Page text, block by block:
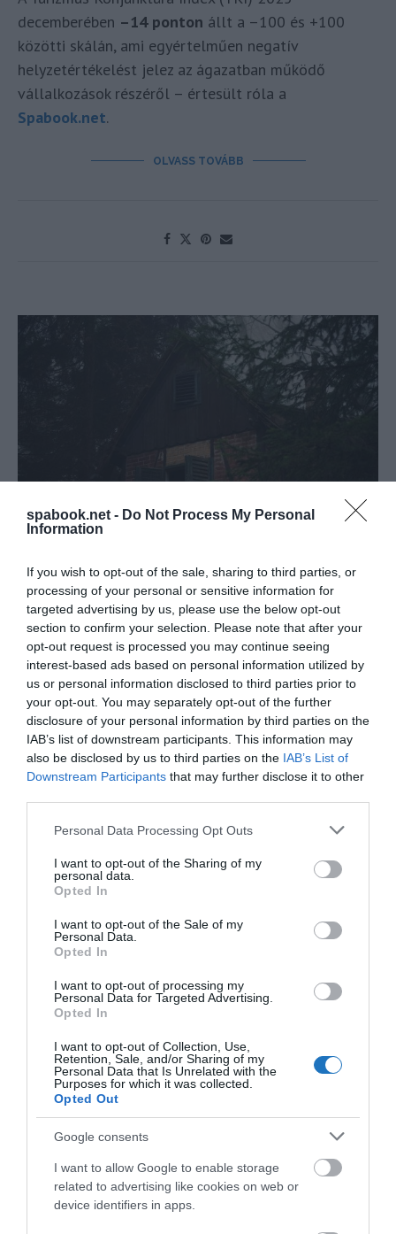
spabook.net - Do Not Process My Personal
Information
If you wish to opt-out of the sale, sharing to third parties, or
processing of your personal or sensitive information for
targeted advertising by us, please use the below opt-out
section to confirm your selection. Please note that after your
opt-out request is processed you may continue seeing
interest-based ads based on personal information utilized by
us or personal information disclosed to third parties prior to
your opt-out. You may separately opt-out of the further
disclosure of your personal information by third parties on the
IAB’s list of downstream participants. This information may
also be disclosed by us to third parties on the IAB’s List of
Downstream Participants that may further disclose it to other
Please note that this website/app uses one or more Google
not limited to your visit or usage behaviour. You may click to
grant or deny consent to Google and its third-party tags to
use your data for below specified purposes in below Google
consent section.
Personal Data Processing Opt Outs
I want to opt-out of the Sharing of my
personal data.
Opted In
I want to opt-out of the Sale of my
Personal Data.
Opted In
I want to opt-out of processing my
Personal Data for Targeted Advertising.
Opted In
I want to opt-out of Collection, Use,
Retention, Sale, and/or Sharing of my
Personal Data that Is Unrelated with the
Purposes for which it was collected.
Opted Out
Google consents
I want to allow Google to enable storage
related to advertising like cookies on web or
device identifiers in apps.
decemberében –14 ponton állt a –100 és +100
közötti skálán, ami egyértelműen negatív
helyzetértékelést jelez az ágazatban működő
vállalkozások részéről – értesült róla a
Spabook.net.
OLVASS TOVÁBB
TOVÁBBRA IS NEGATÍV, DE ENYHÉN JAVULÓ
KILÁTÁSOK A HAZAI TURIZMUSBAN A
TURIZMUS KONJUNKTÚRA INDEX NOVEMBERI
ADATAI SZERINT
írta Kassay Tamás
A Turizmus Konjuktúra Index (TKI) 2025.
novemberében -10 ponton állt (-100 és +100 közötti
skálán értelmezve), amely szerint az ágazat szereplői
helyzetüket negatívnak érzékelik, ugyannakor az
index értéke az elmúlt háromhavi, összesen 13
pontos csökkenés után 4 ponttal növekedett 2025
tizenegyedik hónapjában, s így 8 ponttal maradt el az
egy évvel ezelőtti értékétől.
OLVASS TOVÁBB